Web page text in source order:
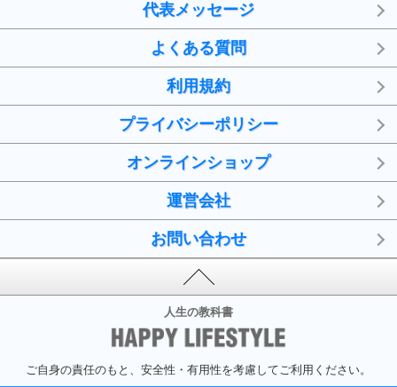
代表メッセージ
よくある質問
利用規約
プライバシーポリシー
オンラインショップ
運営会社
お問い合わせ
人生の教科書
ご自身の責任のもと、安全性・有用性を考慮してご利用ください。